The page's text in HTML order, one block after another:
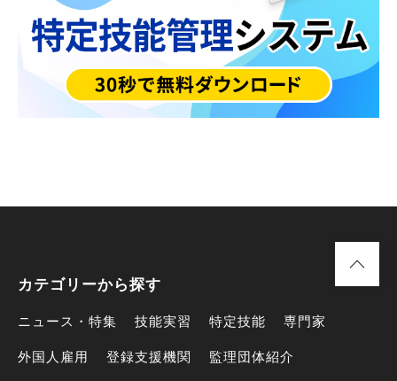
カテゴリーから探す
ニュース・特集 技能実習 特定技能
専門家
外国人雇用
登録支援機関
監理団体紹介